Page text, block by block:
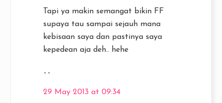
Tapi ya makin semangat bikin FF
supaya tau sampai sejauh mana
kebisaan saya dan pastinya saya
kepedean aja deh.. hehe
^^
29 May 2013 at 09:34